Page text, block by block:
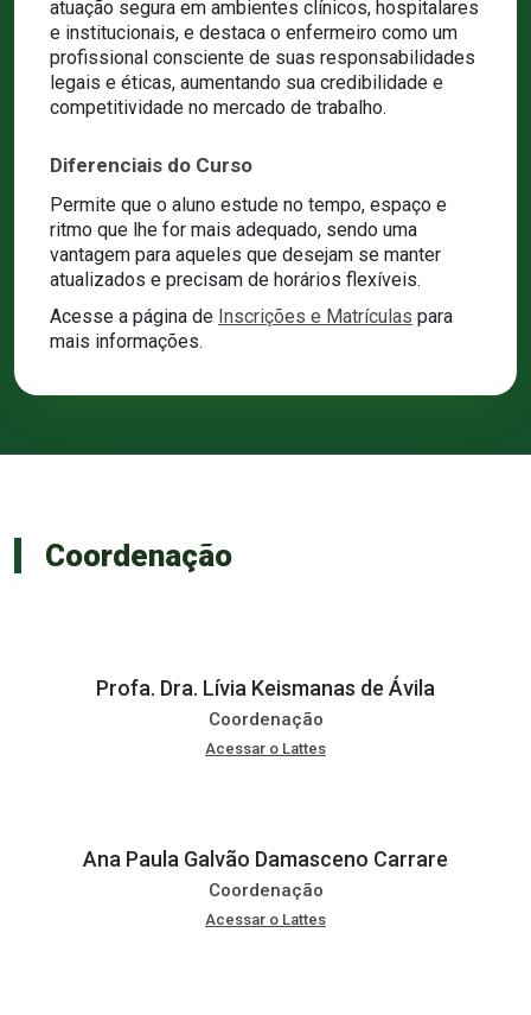
atuação segura em ambientes clínicos, hospitalares
e institucionais, e destaca o enfermeiro como um
profissional consciente de suas responsabilidades
legais e éticas, aumentando sua credibilidade e
competitividade no mercado de trabalho.
Diferenciais do Curso
Permite que o aluno estude no tempo, espaço e
ritmo que lhe for mais adequado, sendo uma
vantagem para aqueles que desejam se manter
atualizados e precisam de horários flexíveis.
Acesse a página de Inscrições e Matrículas para
mais informações.
Coordenação
Profa. Dra. Lívia Keismanas de Ávila
Coordenação
Acessar o Lattes
Ana Paula Galvão Damasceno Carrare
Coordenação
Acessar o Lattes